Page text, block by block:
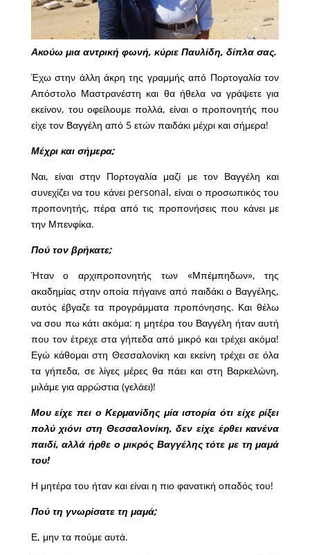
Ακούω μια αντρική φωνή, κύριε Παυλίδη, δίπλα σας.
Έχω στην άλλη άκρη της γραμμής από Πορτογαλία τον
Απόστολο Μαστρανέστη και θα ήθελα να γράψετε για
εκείνον, του οφείλουμε πολλά, είναι ο προπονητής που
είχε τον Βαγγέλη από 5 ετών παιδάκι μέχρι και σήμερα!
Μέχρι και σήμερα;
Ναι, είναι στην Πορτογαλία μαζί με τον Βαγγέλη και
συνεχίζει να του κάνει personal, είναι ο προσωπικός του
προπονητής, πέρα από τις προπονήσεις που κάνει με
την Μπενφίκα.
Πού τον βρήκατε;
Ήταν ο αρχιπροπονητής των «Μπέμπηδων», της
ακαδημίας στην οποία πήγαινε από παιδάκι ο Βαγγέλης,
αυτός έβγαζε τα προγράμματα προπόνησης. Και θέλω
να σου πω κάτι ακόμα: η μητέρα του Βαγγέλη ήταν αυτή
που τον έτρεχε στα γήπεδα από μικρό και τρέχει ακόμα!
Εγώ κάθομαι στη Θεσσαλονίκη και εκείνη τρέχει σε όλα
τα γήπεδα, σε λίγες μέρες θα πάει και στη Βαρκελώνη,
μιλάμε για αρρώστια (γελάει)!
Μου είχε πει ο Κερμανίδης μία ιστορία ότι είχε ρίξει
πολύ χιόνι στη Θεσσαλονίκη, δεν είχε έρθει κανένα
παιδί, αλλά ήρθε ο μικρός Βαγγέλης τότε με τη μαμά
του!
Η μητέρα του ήταν και είναι η πιο φανατική οπαδός του!
Πού τη γνωρίσατε τη μαμά;
Ε, μην τα πούμε αυτά.